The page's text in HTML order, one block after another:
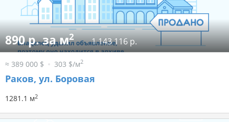
890 р. за м2 1 143 116 р.
≈ 389 000 $ 303 $/м2
Раков, ул. Боровая
1281.1 м2